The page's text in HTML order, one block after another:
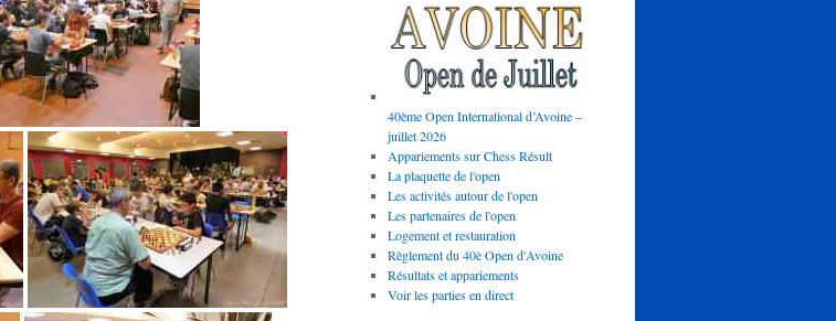
40ème Open International d’Avoine –
juillet 2026
Appariements sur Chess Résult
La plaquette de l'open
Les activités autour de l'open
Les partenaires de l'open
Logement et restauration
Règlement du 40è Open d'Avoine
Résultats et appariements
Voir les parties en direct